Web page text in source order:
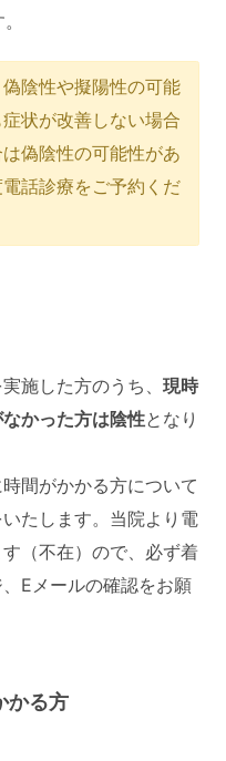
陰性や擬陽性の可能
状が改善しない場合
偽陰性の可能性があ
話診療をご予約くだ
施した方のうち、 現時
かった方は陰性となり
間がかかる方について
たします。当院より電
（不在）ので、必ず着
Eメールの確認をお願
かる方